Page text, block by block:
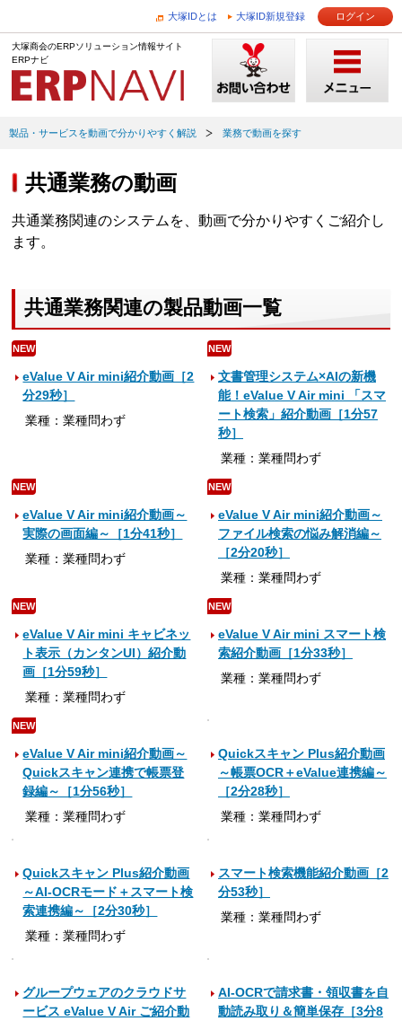
大塚IDとは 大塚ID新規登録 ログイン
大塚商会のERPソリューション情報サイト
ERPナビ
製品・サービスを動画で分かりやすく解説 業務で動画を探す
共通業務の動画
共通業務関連のシステムを、動画で分かりやすくご紹介し
ます。
共通業務関連の製品動画一覧
eValue V Air mini紹介動画［2
分29秒］
業種：業種問わず
NEW
文書管理システム×AIの新機
能！eValue V Air mini 「スマ
ート検索」紹介動画［1分57
秒］
業種：業種問わず
NEW
eValue V Air mini紹介動画～
実際の画面編～［1分41秒］
業種：業種問わず
NEW
eValue V Air mini紹介動画～
ファイル検索の悩み解消編～
［2分20秒］
業種：業種問わず
NEW
eValue V Air mini キャビネッ
ト表示（カンタンUI）紹介動
画［1分59秒］
業種：業種問わず
NEW
eValue V Air mini スマート検
索紹介動画［1分33秒］
業種：業種問わず
NEW
eValue V Air mini紹介動画～
Quickスキャン連携で帳票登
録編～［1分56秒］
業種：業種問わず
NEW
Quickスキャン Plus紹介動画
～帳票OCR＋eValue連携編～
［2分28秒］
業種：業種問わず
Quickスキャン Plus紹介動画
～AI-OCRモード＋スマート検
索連携編～［2分30秒］
業種：業種問わず
スマート検索機能紹介動画［2
分53秒］
業種：業種問わず
グループウェアのクラウドサ
ービス eValue V Air ご紹介動
AI-OCRで請求書・領収書を自
動読み取り＆簡単保存［3分8